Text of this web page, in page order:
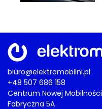
biuro@elektromobilni.pl
+48 507 686 158
Centrum Nowej Mobilności
Fabryczna 5A